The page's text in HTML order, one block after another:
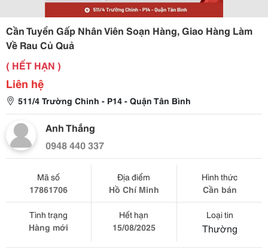
Cần Tuyển Gấp Nhân Viên Soạn Hàng, Giao Hàng Làm
Về Rau Củ Quả
( HẾT HẠN )
Liên hệ
511/4 Trường Chinh - P14 - Quận Tân Bình
Anh Thắng
0948 440 337
Mã số
17861706
Địa điểm
Hồ Chí Minh
Hình thức
Cần bán
Tình trạng
Hàng mới
Hết hạn
15/08/2025
Loại tin
Thường